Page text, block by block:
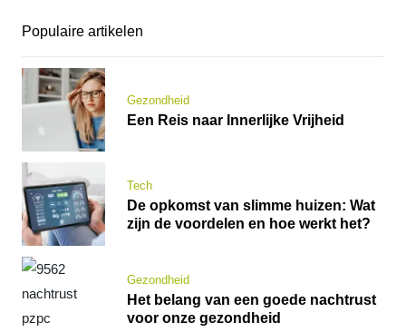
Populaire artikelen
Gezondheid
Een Reis naar Innerlijke Vrijheid
Tech
De opkomst van slimme huizen: Wat
zijn de voordelen en hoe werkt het?
Gezondheid
Het belang van een goede nachtrust
voor onze gezondheid